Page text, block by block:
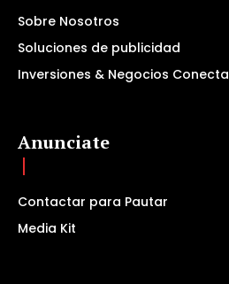
Sobre Nosotros
Soluciones de publicidad
Inversiones & Negocios Conecta
Anunciate
Contactar para Pautar
Media Kit